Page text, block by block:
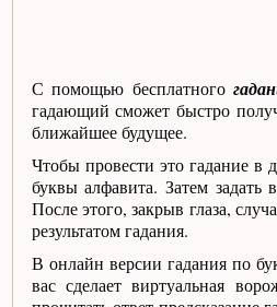
С помощью бесплатного
гадающий сможет быстро
ближайшее будущее.
Чтобы провести это гадание в
буквы алфавита. Затем задать
После этого, закрыв глаза,
результатом гадания.
В онлайн версии гадания по
вас сделает виртуальная